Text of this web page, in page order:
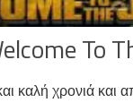
To
καλή χρονιά και